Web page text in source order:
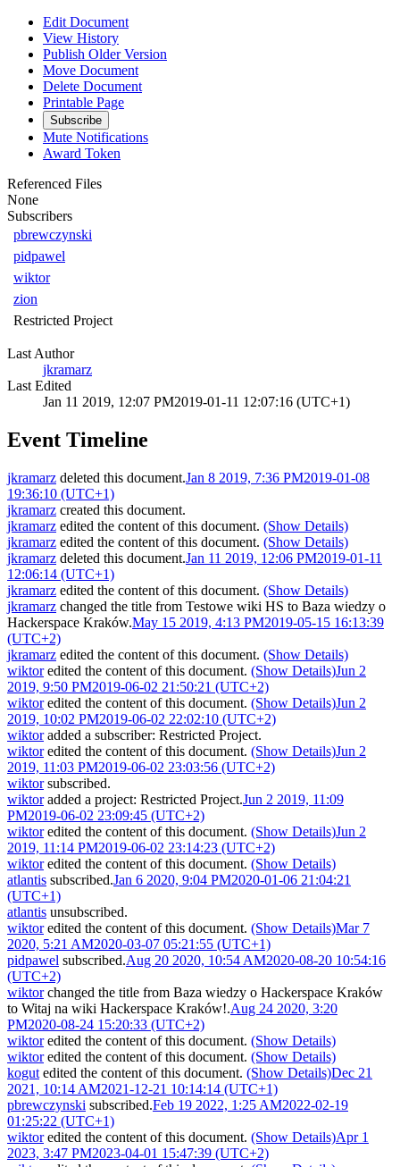
Edit Document
View History
Publish Older Version
Move Document
Delete Document
Printable Page
Subscribe
Mute Notifications
Award Token
Referenced Files
None
Subscribers
pbrewczynski
pidpawel
wiktor
zion
Restricted Project
Last Author
jkramarz
Last Edited
Jan 11 2019, 12:07 PM2019-01-11 12:07:16 (UTC+1)
Event Timeline
jkramarz deleted this document.Jan 8 2019, 7:36 PM2019-01-08
19:36:10 (UTC+1)
jkramarz created this document.
jkramarz edited the content of this document. (Show Details)
jkramarz edited the content of this document. (Show Details)
jkramarz deleted this document.Jan 11 2019, 12:06 PM2019-01-11
12:06:14 (UTC+1)
jkramarz edited the content of this document. (Show Details)
jkramarz changed the title from Testowe wiki HS to Baza wiedzy o
Hackerspace Kraków.May 15 2019, 4:13 PM2019-05-15 16:13:39
(UTC+2)
jkramarz edited the content of this document. (Show Details)
wiktoredited the content of this document. (Show Details)Jun 2
2019, 9:50 PM2019-06-02 21:50:21 (UTC+2)
wiktoredited the content of this document. (Show Details)Jun 2
2019, 10:02 PM2019-06-02 22:02:10 (UTC+2)
wiktoradded a subscriber: Restricted Project.
wiktoredited the content of this document. (Show Details)Jun 2
2019, 11:03 PM2019-06-02 23:03:56 (UTC+2)
wiktorsubscribed.
wiktoradded a project: Restricted Project.Jun 2 2019, 11:09
PM2019-06-02 23:09:45 (UTC+2)
wiktoredited the content of this document. (Show Details)Jun 2
2019, 11:14 PM2019-06-02 23:14:23 (UTC+2)
wiktoredited the content of this document. (Show Details)
atlantis subscribed.Jan 6 2020, 9:04 PM2020-01-06 21:04:21
(UTC+1)
atlantis unsubscribed.
wiktoredited the content of this document. (Show Details)Mar 7
2020, 5:21 AM2020-03-07 05:21:55 (UTC+1)
pidpawel subscribed.Aug 20 2020, 10:54 AM2020-08-20 10:54:16
(UTC+2)
wiktorchanged the title from Baza wiedzy o Hackerspace Kraków
to Witaj na wiki Hackerspace Kraków!.Aug 24 2020, 3:20
PM2020-08-24 15:20:33 (UTC+2)
wiktoredited the content of this document. (Show Details)
wiktoredited the content of this document. (Show Details)
kogut edited the content of this document. (Show Details)Dec 21
2021, 10:14 AM2021-12-21 10:14:14 (UTC+1)
pbrewczynski subscribed.Feb 19 2022, 1:25 AM2022-02-19
01:25:22 (UTC+1)
wiktoredited the content of this document. (Show Details)Apr 1
2023, 3:47 PM2023-04-01 15:47:39 (UTC+2)